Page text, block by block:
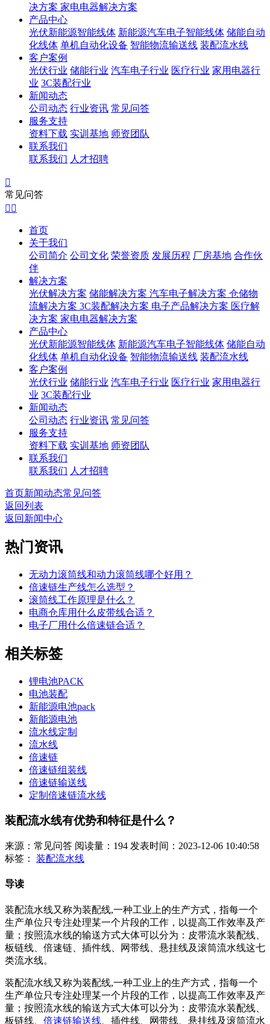
决方案 家电电器解决方案
产品中心
光伏新能源智能线体 新能源汽车电子智能线体 储能自动
化线体 单机自动化设备 智能物流输送线 装配流水线
客户案例
光伏行业 储能行业 汽车电子行业 医疗行业 家用电器行
业 3C装配行业
新闻动态
公司动态 行业资讯 常见问答
服务支持
资料下载 实训基地 师资团队
联系我们
联系我们 人才招聘

常见问答
 
首页
关于我们
公司简介 公司文化 荣誉资质 发展历程 厂房基地 合作伙
伴
解决方案
光伏解决方案 储能解决方案 汽车电子解决方案 仓储物
流解决方案 3C装配解决方案 电子产品解决方案 医疗解
决方案 家电电器解决方案
产品中心
光伏新能源智能线体 新能源汽车电子智能线体 储能自动
化线体 单机自动化设备 智能物流输送线 装配流水线
客户案例
光伏行业 储能行业 汽车电子行业 医疗行业 家用电器行
业 3C装配行业
新闻动态
公司动态 行业资讯 常见问答
服务支持
资料下载 实训基地 师资团队
联系我们
联系我们 人才招聘
首页新闻动态常见问答
返回列表
返回新闻中心
热门资讯
无动力滚筒线和动力滚筒线哪个好用？
倍速链生产线怎么选型？
滚筒线工作原理是什么？
电商仓库用什么皮带线合适？
电子厂用什么倍速链合适？
相关标签
锂电池PACK
电池装配
新能源电池pack
新能源电池
流水线定制
流水线
倍速链
倍速链组装线
倍速链输送线
定制倍速链流水线
装配流水线有优势和特征是什么？
来源：常见问答 阅读量：194 发表时间：2023-12-06 10:40:58
标签： 装配流水线
导读
装配流水线又称为装配线,一种工业上的生产方式，指每一个
生产单位只专注处理某一个片段的工作，以提高工作效率及产
量；按照流水线的输送方式大体可以分为：皮带流水装配线、
板链线、倍速链、插件线、网带线、悬挂线及滚筒流水线这七
类流水线。
装配流水线又称为装配线,一种工业上的生产方式，指每一个
生产单位只专注处理某一个片段的工作，以提高工作效率及产
量；按照流水线的输送方式大体可以分为：皮带流水装配线、
板链线、 倍速链输送线 、插件线、网带线、悬挂线及滚筒流水